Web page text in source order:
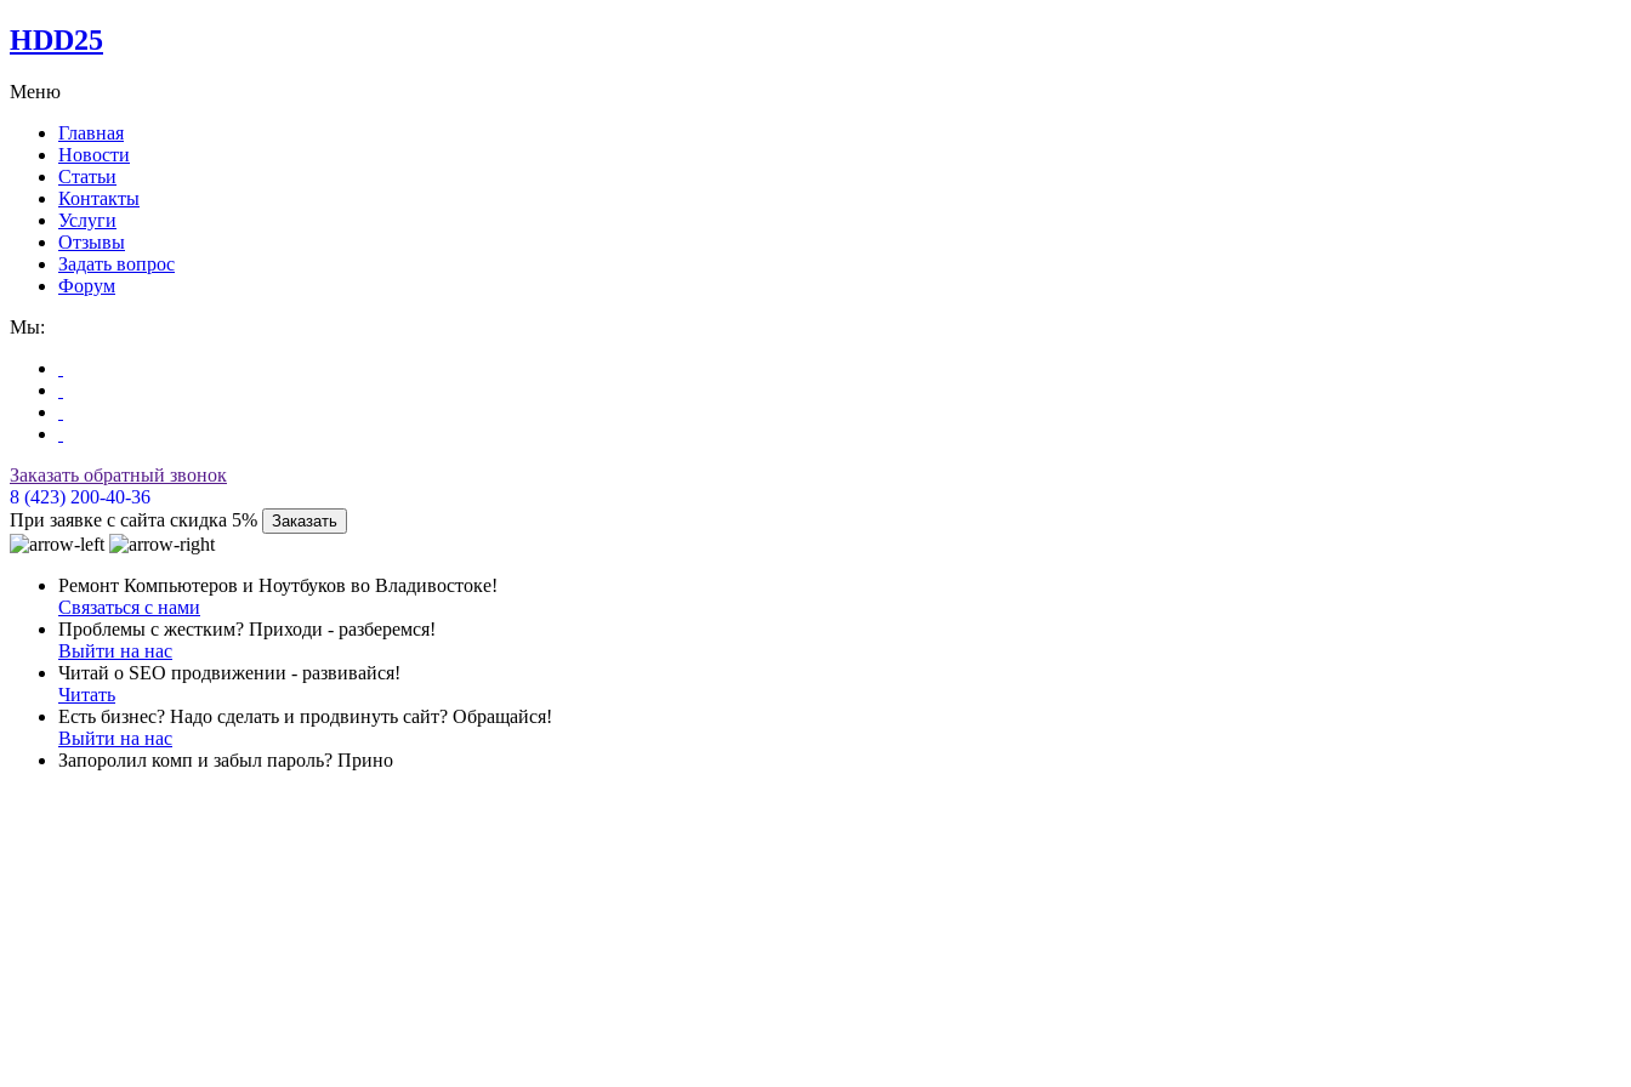
HDD25
Меню
Главная
Новости
Статьи
Контакты
Услуги
Отзывы
Задать вопрос
Форум
Мы:
Заказать обратный звонок
8 (423) 200-40-36
При заявке с сайта скидка 5%
Заказать
Ремонт Компьютеров и Ноутбуков во Владивостоке!
Связаться с нами
Проблемы с жестким? Приходи - разберемся!
Выйти на нас
Читай о SEO продвижении - развивайся!
Читать
Есть бизнес? Надо сделать и продвинуть сайт? Обращайся!
Выйти на нас
Запоролил комп и забыл пароль? Прино